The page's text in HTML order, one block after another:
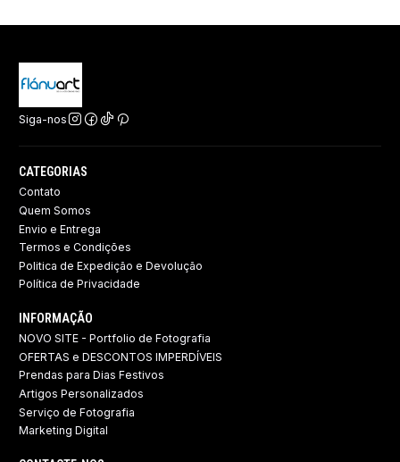
Siga-nos
CATEGORIAS
Contato
Quem Somos
Envio e Entrega
Termos e Condições
Politica de Expedição e Devolução ​
Política de Privacidade
INFORMAÇÃO
NOVO SITE - Portfolio de Fotografia
OFERTAS e DESCONTOS IMPERDÍVEIS
Prendas para Dias Festivos
Artigos Personalizados
Serviço de Fotografia
Marketing Digital